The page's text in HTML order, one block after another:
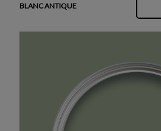
BLANC ANTIQUE